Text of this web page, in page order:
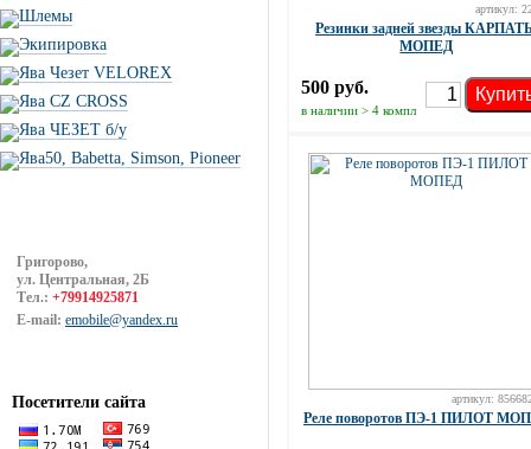
Шлемы
Экипировка
Ява Чезет VELOREX
Ява CZ CROSS
Ява ЧЕЗЕТ б/у
Ява50, Babetta, Simson, Pioneer
Григорово,
ул. Центральная, 2Б
Тел.: +79914925871
E-mail: emobile@yandex.ru
Посетители сайта
артикул:
Резинки задней звезды
МОПЕД
500 руб.
в наличии > 4 компл
артикул:
Реле поворотов ПЭ-1 ПИЛОТ